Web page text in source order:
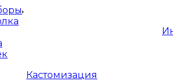
Кастомизация